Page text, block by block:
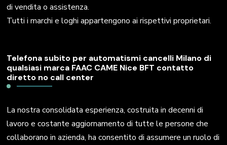
di vendita o assistenza.
Tutti i marchi e loghi appartengono ai rispettivi proprietari.
Telefona subito per automatismi cancelli Milano di
qualsiasi marca FAAC CAME Nice BFT contatto
diretto no call center
La nostra consolidata esperienza, costruita in decenni di
lavoro e costante aggiornamento di tutte le persone che
collaborano in azienda, ha consentito di assumere un ruolo di